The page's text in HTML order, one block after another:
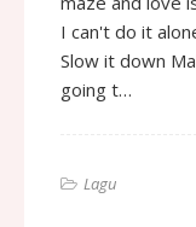
I can't do it
Slow it down
going t…
Lagu